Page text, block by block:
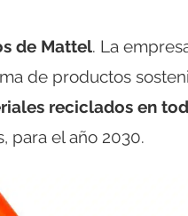
de Mattel. La
de productos
reciclados en
para el año 2030.